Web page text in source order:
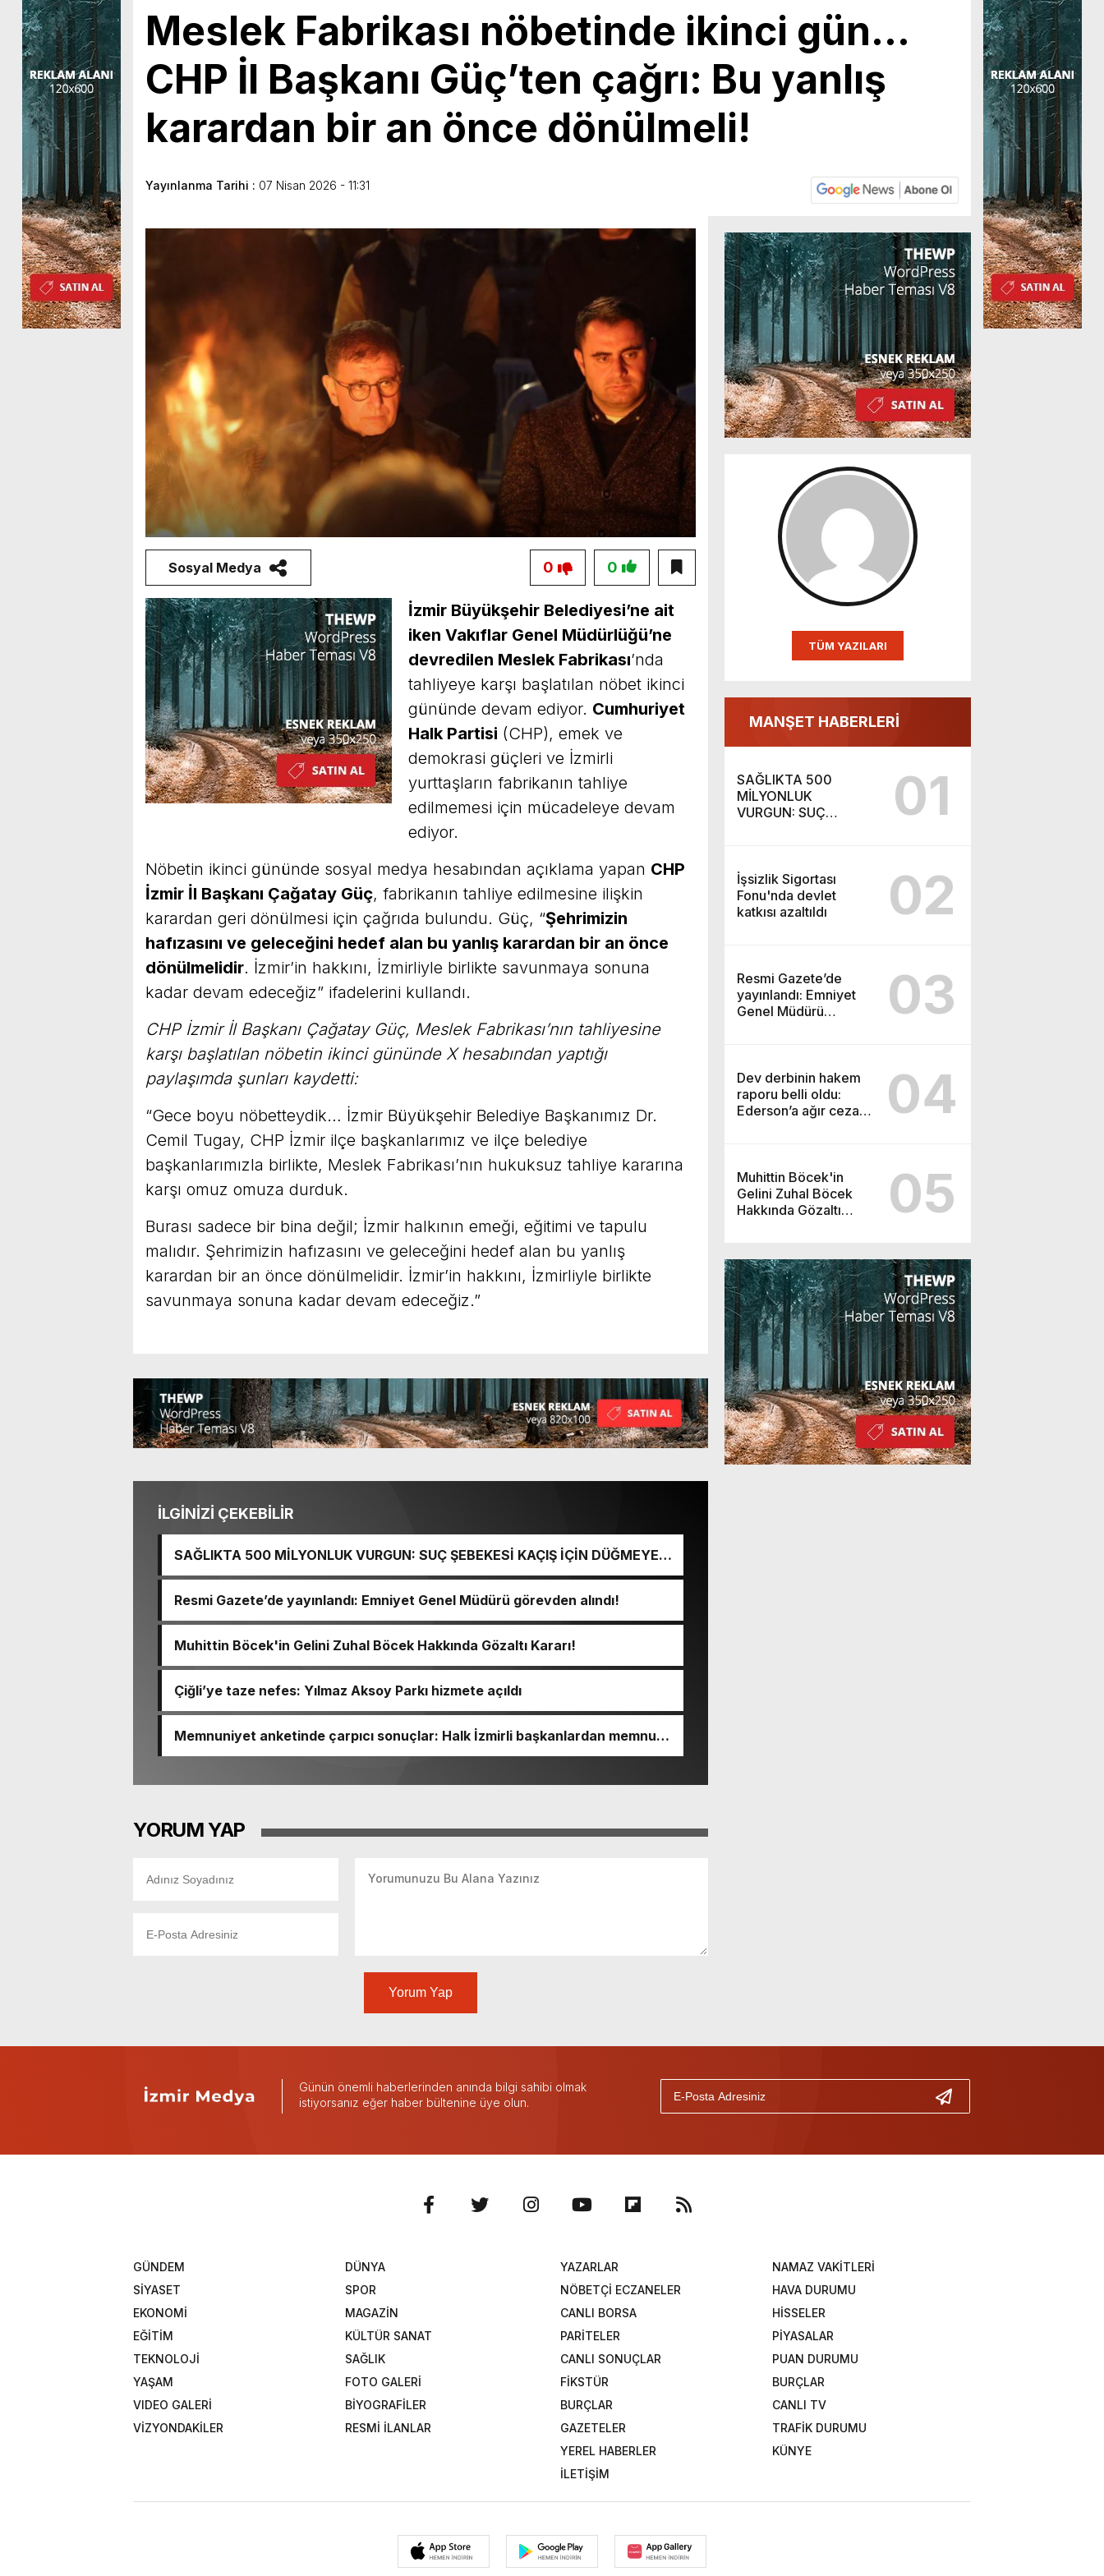
Meslek Fabrikası nöbetinde ikinci gün…
CHP İl Başkanı Güç’ten çağrı: Bu yanlış
karardan bir an önce dönülmeli!
Yayınlanma Tarihi : 07 Nisan 2026 - 11:31
TÜM YAZILARI
MANŞET HABERLERİ
SAĞLIKTA 500
MİLYONLUK
VURGUN: SUÇ
01
İşsizlik Sigortası
Fonu'nda devlet
katkısı azaltıldı
02
Resmi Gazete’de
yayınlandı: Emniyet
Genel Müdürü
03
Dev derbinin hakem
raporu belli oldu:
Ederson’a ağır ceza
04
Muhittin Böcek'in
Gelini Zuhal Böcek
Hakkında Gözaltı
05
Sosyal Medya 0
0
İzmir Büyükşehir Belediyesi’ne ait
iken Vakıflar Genel Müdürlüğü’ne
devredilen Meslek Fabrikası’nda
tahliyeye karşı başlatılan nöbet ikinci
gününde devam ediyor. Cumhuriyet
Halk Partisi (CHP), emek ve
demokrasi güçleri ve İzmirli
yurttaşların fabrikanın tahliye
edilmemesi için mücadeleye devam
ediyor.
Nöbetin ikinci gününde sosyal medya hesabından açıklama yapan CHP
İzmir İl Başkanı Çağatay Güç, fabrikanın tahliye edilmesine ilişkin
karardan geri dönülmesi için çağrıda bulundu. Güç, “Şehrimizin
hafızasını ve geleceğini hedef alan bu yanlış karardan bir an önce
dönülmelidir. İzmir’in hakkını, İzmirliyle birlikte savunmaya sonuna
kadar devam edeceğiz” ifadelerini kullandı.
CHP İzmir İl Başkanı Çağatay Güç, Meslek Fabrikası’nın tahliyesine
karşı başlatılan nöbetin ikinci gününde X hesabından yaptığı
paylaşımda şunları kaydetti:
“Gece boyu nöbetteydik… İzmir Büyükşehir Belediye Başkanımız Dr.
Cemil Tugay, CHP İzmir ilçe başkanlarımız ve ilçe belediye
başkanlarımızla birlikte, Meslek Fabrikası’nın hukuksuz tahliye kararına
karşı omuz omuza durduk.
Burası sadece bir bina değil; İzmir halkının emeği, eğitimi ve tapulu
malıdır. Şehrimizin hafızasını ve geleceğini hedef alan bu yanlış
karardan bir an önce dönülmelidir. İzmir’in hakkını, İzmirliyle birlikte
savunmaya sonuna kadar devam edeceğiz.”
İLGİNİZİ ÇEKEBİLİR
SAĞLIKTA 500 MİLYONLUK VURGUN: SUÇ ŞEBEKESİ KAÇIŞ İÇİN DÜĞMEYE
BASTI!
Resmi Gazete’de yayınlandı: Emniyet Genel Müdürü görevden alındı!
Muhittin Böcek'in Gelini Zuhal Böcek Hakkında Gözaltı Kararı!
Çiğli’ye taze nefes: Yılmaz Aksoy Parkı hizmete açıldı
Memnuniyet anketinde çarpıcı sonuçlar: Halk İzmirli başkanlardan memnun,
Ömer Eşki ilk sırada
YORUM YAP
Yorum Yap
Günün önemli haberlerinden anında bilgi sahibi olmak
istiyorsanız eğer haber bültenine üye olun.
GÜNDEM
DÜNYA
SİYASET
SPOR
EKONOMİ
MAGAZİN
EĞİTİM
KÜLTÜR SANAT
TEKNOLOJİ
SAĞLIK
YAŞAM
FOTO GALERİ
VIDEO GALERİ
BİYOGRAFİLER
VİZYONDAKİLER
RESMİ İLANLAR
YAZARLAR
NAMAZ VAKİTLERİ
NÖBETÇİ ECZANELER
HAVA DURUMU
CANLI BORSA
HİSSELER
PARİTELER
PİYASALAR
CANLI SONUÇLAR
PUAN DURUMU
FİKSTÜR
BURÇLAR
BURÇLAR
CANLI TV
GAZETELER
TRAFİK DURUMU
YEREL HABERLER
KÜNYE
İLETİŞİM